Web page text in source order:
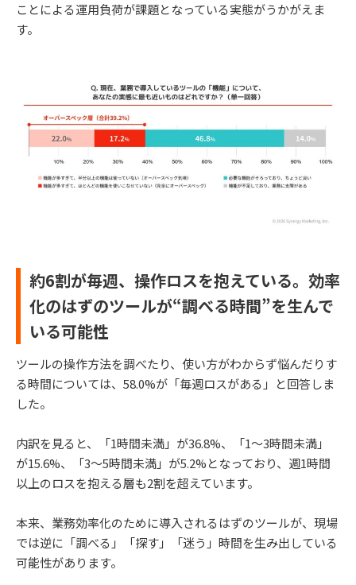
ことによる運用負荷が課題となっている実態がうかがえま
す。
約6割が毎週、操作ロスを抱えている。効率
化のはずのツールが“調べる時間”を生んで
いる可能性
ツールの操作方法を調べたり、使い方がわからず悩んだりす
る時間については、58.0%が「毎週ロスがある」と回答しま
した。
内訳を見ると、「1時間未満」が36.8%、「1〜3時間未満」
が15.6%、「3〜5時間未満」が5.2%となっており、週1時間
以上のロスを抱える層も2割を超えています。
本来、業務効率化のために導入されるはずのツールが、現場
では逆に「調べる」「探す」「迷う」時間を生み出している
可能性があります。